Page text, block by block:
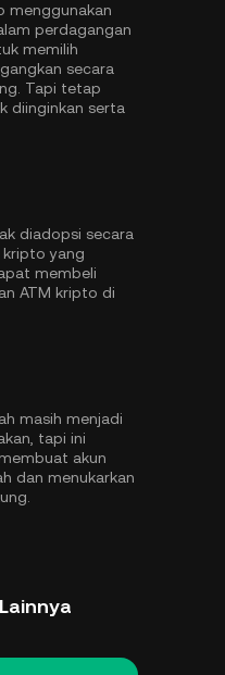
menggunakan
perdagangan
memilih
secara
Tapi tetap
diinginkan serta
diadopsi secara
kripto yang
membeli
ATM kripto di
masih menjadi
tapi ini
akun
dan menukarkan